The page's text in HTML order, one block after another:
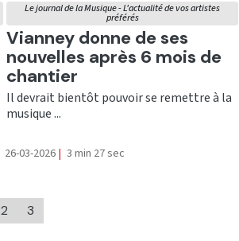
Ecouter
Vianney donne de ses
nouvelles après 6 mois de
chantier
Le journal de la Musique - L'actualité de vos artistes
préférés
Il devrait bientôt pouvoir se remettre à la
musique ...
26-03-2026 | 3 min 27 sec
2 3